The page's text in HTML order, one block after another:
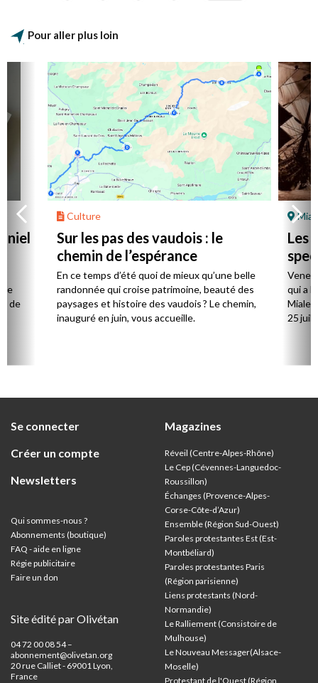
Pour aller plus loin
de
Culture
Sur les pas des vaudois : le
chemin de l’espérance
En ce temps d’été quoi de mieux qu’une belle
randonnée qui croise patrimoine, beauté des
paysages et histoire des vaudois ? Le chemin,
inauguré en juin, vous accueille.
Les
qui a
25
Se connecter
Créer un compte
Newsletters
Qui sommes-nous ?
Abonnements (boutique)
FAQ - aide en ligne
Régie publicitaire
Faire un don
Site édité par Olivétan
04 72 00 08 54 –
abonnement@olivetan.org
20 rue Calliet - 69001 Lyon,
France
Magazines
Réveil (Centre-Alpes-Rhône)
Le Cep (Cévennes-Languedoc-
Roussillon)
Échanges (Provence-Alpes-
Corse-Côte-d’Azur)
Ensemble (Région Sud-Ouest)
Paroles protestantes Est (Est-
Montbéliard)
Paroles protestantes Paris
(Région parisienne)
Liens protestants (Nord-
Normandie)
Le Ralliement (Consistoire de
Mulhouse)
Le Nouveau Messager(Alsace-
Moselle)
Protestant de l'Ouest (Région